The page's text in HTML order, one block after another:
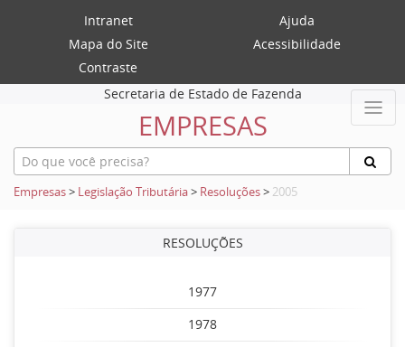
Intranet
Ajuda
Mapa do Site
Acessibilidade
Contraste
Secretaria de Estado de Fazenda
EMPRESAS
Empresas> Legislação Tributária> Resoluções> 2005
RESOLUÇÕES
1977
1978